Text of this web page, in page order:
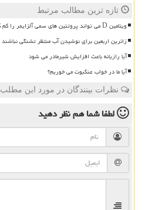
تازه ترین مطالب مرتبط
ویتامین D می تواند پروتئین های سمی آلزایمر را کم کند
زائرین اربعین برای نوشیدن آب منتظر تشنگی نباشند
آیا رازیانه باعث افزایش شیرمادر می شود
آیا ما در خواب عنکبوت می خوریم؟
نظرات بینندگان در مورد این مطلب
لطفا شما همنظر دهید